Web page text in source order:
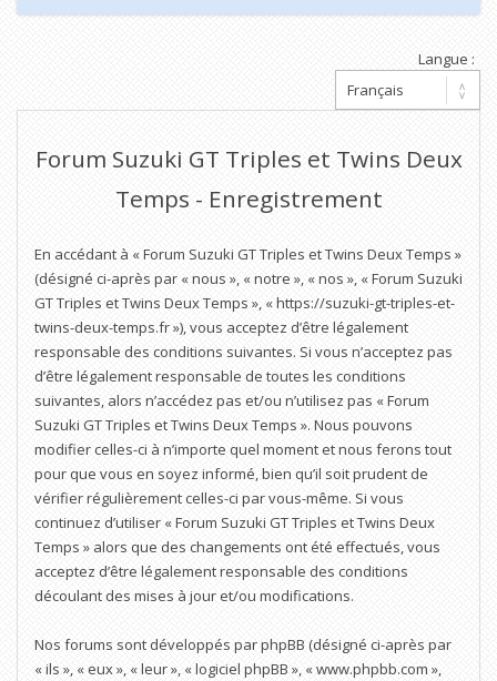
Langue :
Forum Suzuki GT Triples et Twins Deux
Temps - Enregistrement
En accédant à « Forum Suzuki GT Triples et Twins Deux Temps »
(désigné ci-après par « nous », « notre », « nos », « Forum Suzuki
GT Triples et Twins Deux Temps », « https://suzuki-gt-triples-et-
twins-deux-temps.fr »), vous acceptez d’être légalement
responsable des conditions suivantes. Si vous n’acceptez pas
d’être légalement responsable de toutes les conditions
suivantes, alors n’accédez pas et/ou n’utilisez pas « Forum
Suzuki GT Triples et Twins Deux Temps ». Nous pouvons
modifier celles-ci à n’importe quel moment et nous ferons tout
pour que vous en soyez informé, bien qu’il soit prudent de
vérifier régulièrement celles-ci par vous-même. Si vous
continuez d’utiliser « Forum Suzuki GT Triples et Twins Deux
Temps » alors que des changements ont été effectués, vous
acceptez d’être légalement responsable des conditions
découlant des mises à jour et/ou modifications.
Nos forums sont développés par phpBB (désigné ci-après par
« ils », « eux », « leur », « logiciel phpBB », « www.phpbb.com »,